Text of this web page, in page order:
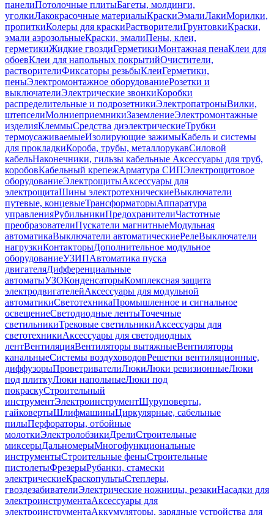
панелиПотолочные плитыБагеты, молдинги,
уголкиЛакокрасочные материалыКраскиЭмалиЛакиМорилки,
пропиткиКолеры для краскиРастворителиГрунтовкиКраски,
эмали аэрозольныеКраски, эмалиПены, клеи,
герметикиЖидкие гвоздиГерметикиМонтажная пенаКлеи для
обоевКлеи для напольных покрытийОчистители,
растворителиФиксаторы резьбыКлеиГерметики,
пеныЭлектромонтажное оборудованиеРозетки и
выключателиЭлектрические звонкиКоробки
распределительные и подрозетникиЭлектропатроныВилки,
штепселиМолниеприемникиЗаземлениеЭлектромонтажные
изделияКлеммыСредства диэлектрическиеТрубки
термоусаживаемыеИзолирующие зажимыКабель и системы
для прокладкиКороба, трубы, металлорукавСиловой
кабельНаконечники, гильзы кабельные Аксессуары для труб,
коробовКабельный крепежАрматура СИПЭлектрощитовое
оборудованиеЭлектрощитыАксессуары для
электрощитаШины электротехническиеВыключатели
путевые, концевыеТрансформаторыАппаратура
управленияРубильникиПредохранителиЧастотные
преобразователиПускатели магнитныеМодульная
автоматикаВыключатели автоматическиеРелеВыключатели
нагрузкиКонтакторыДополнительное модульное
оборудованиеУЗИПАвтоматика пуска
двигателяДифференциальные
автоматыУЗОКонденсаторыКомплексная защита
электродвигателейАксессуары для модульной
автоматикиСветотехникаПромышленное и сигнальное
освещениеСветодиодные лентыТочечные
светильникиТрековые светильникиАксессуары для
светотехникиАксессуары для светодиодных
лентВентиляцияВентиляторы вытяжныеВентиляторы
канальныеСистемы воздуховодовРешетки вентиляционные,
диффузорыПроветривателиЛюкиЛюки ревизионныеЛюки
под плиткуЛюки напольныеЛюки под
покраскуСтроительный
инструментЭлектроинструментШуруповерты,
гайковертыШлифмашиныЦиркулярные, сабельные
пилыПерфораторы, отбойные
молоткиЭлектролобзикиДрелиСтроительные
миксерыДальномерыМногофункциональные
инструментыСтроительные феныСтроительные
пистолетыФрезерыРубанки, стамески
электрическиеКраскопультыСтеплеры,
гвоздезабивателиЭлектрические ножницы, резакиНасадки для
электроинструментаАксессуары для
электроинструментаАккумуляторы, зарядные устройства для